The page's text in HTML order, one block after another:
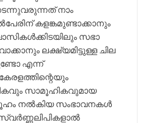
നാം
കളങ്കമുണ്ടാക്കാനും
സഭാ
ലക്ഷ്യമിട്ടുള്ള ചില
എന്ന്
സാമൂഹികവുമായ
നൽകിയ സംഭാവനകൾ